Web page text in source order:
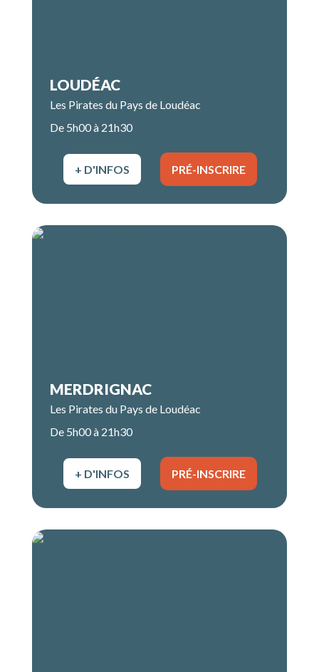
LOUDÉAC
Les Pirates du Pays de Loudéac
De 5h00 à 21h30
+ D'INFOS PRÉ-INSCRIRE
MERDRIGNAC
Les Pirates du Pays de Loudéac
De 5h00 à 21h30
+ D'INFOS PRÉ-INSCRIRE